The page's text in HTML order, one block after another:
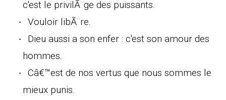
c'est le privilÃ¨ge des puissants.
Vouloir libÃ¨re.
Dieu aussi a son enfer : c'est son amour des
hommes.
Câ€™est de nos vertus que nous sommes le
mieux punis.